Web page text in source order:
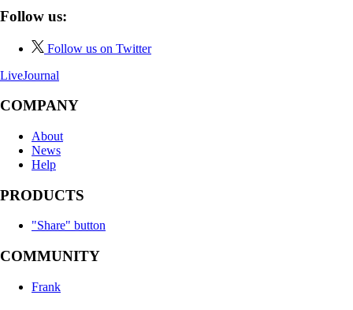
Follow us:
Follow us on Twitter
LiveJournal
COMPANY
About
News
Help
PRODUCTS
"Share" button
COMMUNITY
Frank